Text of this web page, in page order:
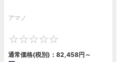
アマノ
通常価格(税別)： 82,458円 ～